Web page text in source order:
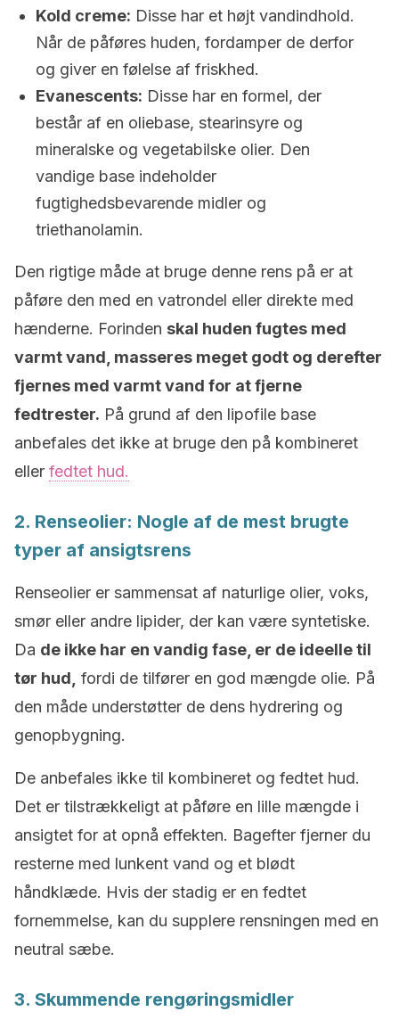
Kold creme: Disse har et højt vandindhold.
Når de påføres huden, fordamper de derfor
og giver en følelse af friskhed.
Evanescents: Disse har en formel, der
består af en oliebase, stearinsyre og
mineralske og vegetabilske olier. Den
vandige base indeholder
fugtighedsbevarende midler og
triethanolamin.
Den rigtige måde at bruge denne rens på er at
påføre den med en vatrondel eller direkte med
hænderne. Forinden skal huden fugtes med
varmt vand, masseres meget godt og derefter
fjernes med varmt vand for at fjerne
fedtrester. På grund af den lipofile base
anbefales det ikke at bruge den på kombineret
eller fedtet hud.
2. Renseolier: Nogle af de mest brugte
typer af ansigtsrens
Renseolier er sammensat af naturlige olier, voks,
smør eller andre lipider, der kan være syntetiske.
Da de ikke har en vandig fase, er de ideelle til
tør hud, fordi de tilfører en god mængde olie. På
den måde understøtter de dens hydrering og
genopbygning.
De anbefales ikke til kombineret og fedtet hud.
Det er tilstrækkeligt at påføre en lille mængde i
ansigtet for at opnå effekten. Bagefter fjerner du
resterne med lunkent vand og et blødt
håndklæde. Hvis der stadig er en fedtet
fornemmelse, kan du supplere rensningen med en
neutral sæbe.
3. Skummende rengøringsmidler